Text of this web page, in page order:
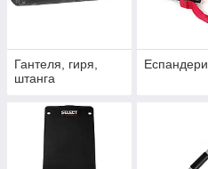
Гантеля, гиря,
штанга
Еспандери